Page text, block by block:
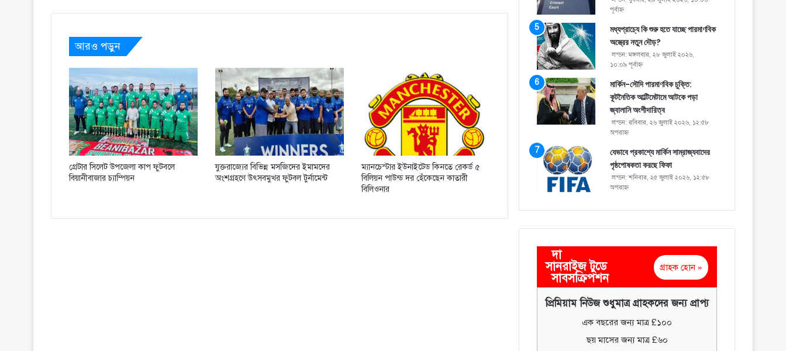
আরও পড়ুন
গ্রেটার সিলেট উপজেলা কাপ ফুটবলে
বিয়ানীবাজার চ্যাম্পিয়ন
যুক্তরাজ্যের বিভিন্ন মসজিদের ইমামদের
অংশগ্রহণে উৎসবমুখর ফুটবল টুর্নামেন্ট
ম্যানচেস্টার ইউনাইটেড কিনতে রেকর্ড ৫
বিলিয়ন পাউন্ড দর হেঁকেছেন কাতারী
বিলিওনার
পূর্বাহ্ণ
মধ্যপ্রাচ্যে কি শুরু হতে যাচ্ছে পারমাণবিক
অস্ত্রের নতুন দৌড়?
লন্ডন: মঙ্গলবার, ২৮ জুলাই ২০২৬,
১০:০৯ পূর্বাহ্ণ
মার্কিন-সৌদি পারমাণবিক চুক্তি:
কূটনৈতিক আল্টিমেটামে আটকে পড়া
জ্বালানি অংশীদারিত্ব
লন্ডন: রবিবার, ২৬ জুলাই ২০২৬, ১২:৫৮
অপরাহ্ণ
যেভাবে প্রকাশ্যে মার্কিন সাম্রাজ্যবাদের
পৃষ্ঠপোষকতা করছে ফিফা
লন্ডন: শনিবার, ২৫ জুলাই ২০২৬, ১২:৫৮
অপরাহ্ণ
দা
সানরাইজ টুডে
সাবসক্রিপশন
গ্রাহক হোন »
প্রিমিয়াম নিউজ শুধুমাত্র গ্রাহকদের জন্য প্রাপ্য
এক বছরের জন্য মাত্র £১০০
ছয় মাসের জন্য মাত্র £৬০